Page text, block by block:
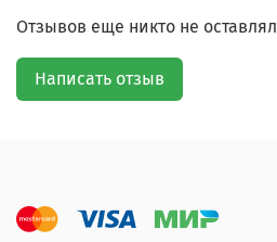
Отзывов еще никто не оставлял
Написать отзыв